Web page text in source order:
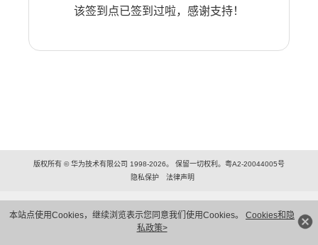
本站点使用Cookies，继续浏览表示您同意我们使用Cookies。 Cookies和隐
私政策>
该签到点已签到过啦，感谢支持！
版权所有 © 华为技术有限公司 1998-2026。 保留一切权利。粤A2-20044005号
隐私保护
法律声明